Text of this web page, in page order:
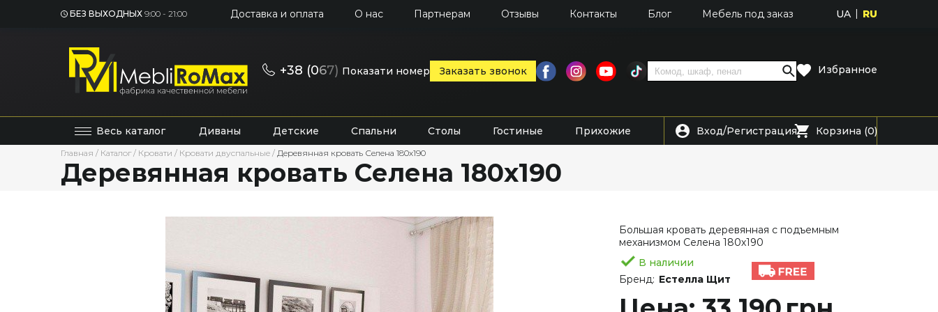
БЕЗ ВЫХОДНЫХ 9:00 - 21:00 Доставка и оплата О нас Партнерам Отзывы Контакты Блог Мебель под заказ UA RU
+38 (067) Показати номер Заказать звонок Избранное
Весь каталог Диваны Детские Спальни Столы Гостиные Прихожие Вход/Регистрация Корзина (0)
Главная / Каталог / Кровати / Кровати двуспальные / Деревянная кровать Селена 180х190
Деревянная кровать Селена 180х190
Большая кровать деревянная с подъемным
механизмом Селена 180х190
В наличии
Бренд: Естелла Щит